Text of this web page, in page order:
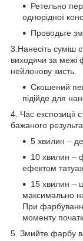
Ретельно
однорідної
Проводьте
3.Нанесіть суміш
виходячи за
нейлонову кисть.
Скошений
підійде для
4. Час експозиції
бажаного
5 хвилин –
10 хвилин –
ефектом
15 хвилин –
максимально
При фарбуванні
моменту
5. Змийте фарбу